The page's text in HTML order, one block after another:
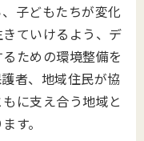
子どもたちが変化
ていけるよう、デ
ための環境整備を
者、地域住民が協
に支え合う地域と
す。